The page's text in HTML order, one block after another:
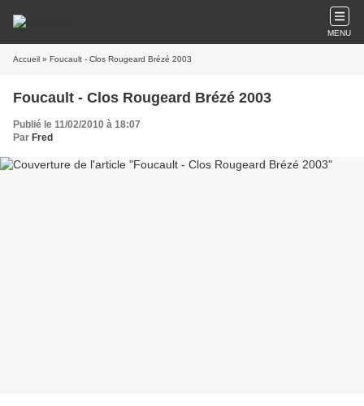
MENU
Accueil » Foucault - Clos Rougeard Brézé 2003
Foucault - Clos Rougeard Brézé 2003
Publié le 11/02/2010 à 18:07
Par Fred